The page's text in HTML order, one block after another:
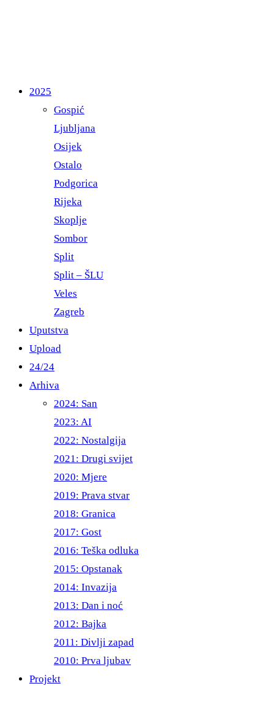
2025
Gospić
Ljubljana
Osijek
Ostalo
Podgorica
Rijeka
Skoplje
Sombor
Split
Split – ŠLU
Veles
Zagreb
Uputstva
Upload
24/24
Arhiva
2024: San
2023: AI
2022: Nostalgija
2021: Drugi svijet
2020: Mjere
2019: Prava stvar
2018: Granica
2017: Gost
2016: Teška odluka
2015: Opstanak
2014: Invazija
2013: Dan i noć
2012: Bajka
2011: Divlji zapad
2010: Prva ljubav
Projekt